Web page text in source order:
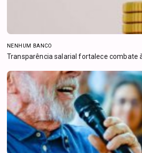
NENHUM BANCO
Transparência salarial fortalece combate